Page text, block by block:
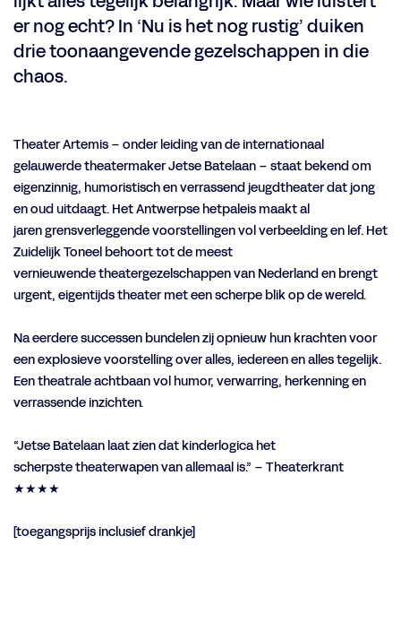
er nog echt? In ‘Nu is het nog rustig’ duiken
drie toonaangevende gezelschappen in die
chaos.
Theater Artemis – onder leiding van de internationaal
gelauwerde theatermaker Jetse Batelaan – staat bekend om
eigenzinnig, humoristisch en verrassend jeugdtheater dat jong
en oud uitdaagt. Het Antwerpse hetpaleis maakt al
jaren grensverleggende voorstellingen vol verbeelding en lef. Het
Zuidelijk Toneel behoort tot de meest
vernieuwende theatergezelschappen van Nederland en brengt
urgent, eigentijds theater met een scherpe blik op de wereld.
Na eerdere successen bundelen zij opnieuw hun krachten voor
een explosieve voorstelling over alles, iedereen en alles tegelijk.
Een theatrale achtbaan vol humor, verwarring, herkenning en
verrassende inzichten.
“Jetse Batelaan laat zien dat kinderlogica het
scherpste theaterwapen van allemaal is.” – Theaterkrant
★★★★
[toegangsprijs inclusief drankje]